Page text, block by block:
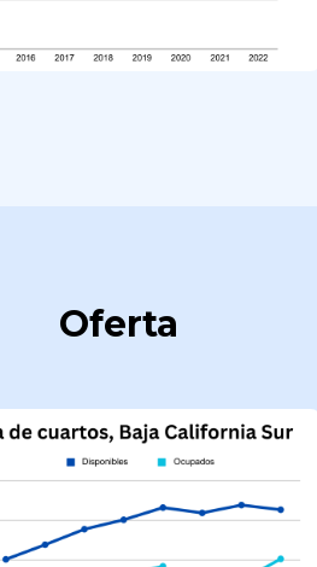
Oferta